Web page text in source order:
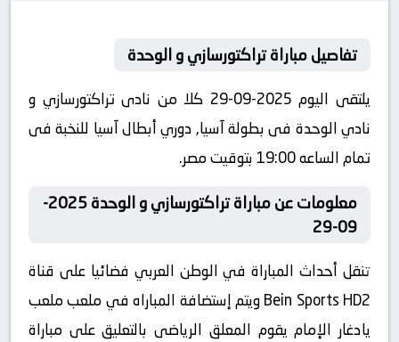
تفاصيل مباراة تراکتورسازي و الوحدة
يلتقى اليوم 2025-09-29 كلا من نادى تراکتورسازي و
نادي الوحدة فى بطولة آسيا, دوري أبطال آسيا للنخبة فى
تمام الساعه 19:00 بتوقيت مصر.
معلومات عن مباراة تراکتورسازي و الوحدة 2025-
09-29
تنقل أحداث المباراة في الوطن العربي فضائيا على قناة
Bein Sports HD2 ويتم إستضافة المباراه في ملعب ملعب
يادغار الإمام يقوم المعلق الرياضى بالتعليق على مباراة